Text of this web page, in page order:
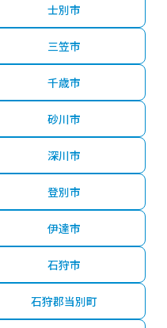
士別市
三笠市
千歳市
砂川市
深川市
登別市
伊達市
石狩市
石狩郡当別町